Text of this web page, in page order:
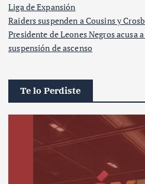
Liga de Expansión
Raiders suspenden a Cousins y
Presidente de Leones Negros acusa
suspensión de ascenso
Te lo Perdiste